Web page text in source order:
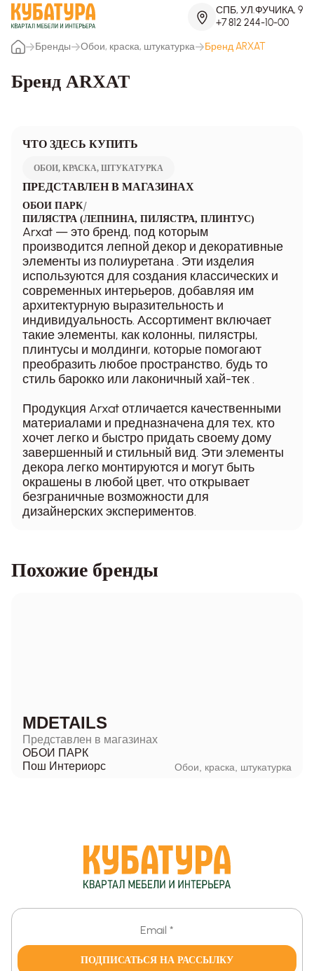
СПБ, УЛ.ФУЧИКА, 9
+7 812 244-10-00
Бренды
Обои, краска, штукатурка Бренд ARXAT
Бренд ARXAT
ЧТО ЗДЕСЬ КУПИТЬ
ОБОИ, КРАСКА, ШТУКАТУРКА
ПРЕДСТАВЛЕН В МАГАЗИНАХ
ОБОИ ПАРК/
ПИЛЯСТРА (ЛЕПНИНА, ПИЛЯСТРА, ПЛИНТУС)
Arxat — это бренд, под которым
производится лепной декор и декоративные
элементы из полиуретана . Эти изделия
используются для создания классических и
современных интерьеров, добавляя им
архитектурную выразительность и
индивидуальность. Ассортимент включает
такие элементы, как колонны, пилястры,
плинтусы и молдинги, которые помогают
преобразить любое пространство, будь то
стиль барокко или лаконичный хай-тек .
Продукция Arxat отличается качественными
материалами и предназначена для тех, кто
хочет легко и быстро придать своему дому
завершенный и стильный вид. Эти элементы
декора легко монтируются и могут быть
окрашены в любой цвет, что открывает
безграничные возможности для
дизайнерских экспериментов.
Похожие бренды
MDETAILS
Представлен в магазинах
ОБОИ ПАРК
Пош Интериорс
Обои, краска, штукатурка
ПОДПИСАТЬСЯ НА РАССЫЛКУ